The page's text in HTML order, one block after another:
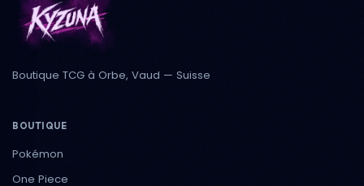
Boutique TCG à Orbe, Vaud — Suisse
BOUTIQUE
Pokémon
One Piece